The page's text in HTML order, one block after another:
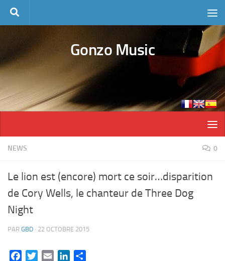
Skip to content
Gonzo Music
NEWS 0
Le lion est (encore) mort ce soir…disparition
de Cory Wells, le chanteur de Three Dog
Night
PAR GBD · 22 OCTOBRE 2015
FacebookTwitterEmail LinkedIn